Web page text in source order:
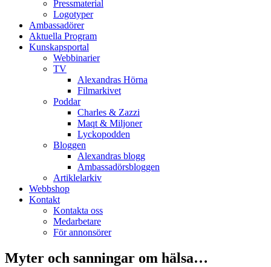
Pressmaterial
Logotyper
Ambassadörer
Aktuella Program
Kunskapsportal
Webbinarier
TV
Alexandras Hörna
Filmarkivet
Poddar
Charles & Zazzi
Maqt & Miljoner
Lyckopodden
Bloggen
Alexandras blogg
Ambassadörsbloggen
Artiklelarkiv
Webbshop
Kontakt
Kontakta oss
Medarbetare
För annonsörer
Myter och sanningar om hälsa…